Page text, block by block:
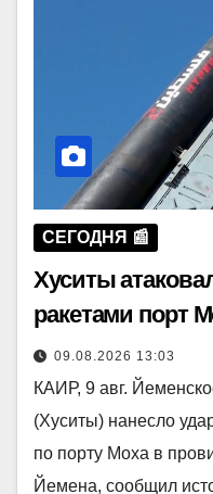
СЕГОДНЯ 📰
Хуситы
ракетами порт
09.08.2026 13:03
КАИР, 9 авг.
(Хуситы) нанесло
по порту Моха в
Йемена, сообщил